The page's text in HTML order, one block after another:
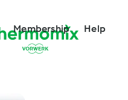
Membership Help